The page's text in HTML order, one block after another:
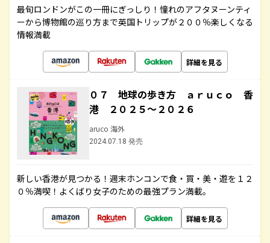
最旬ロンドンがこの一冊にぎっしり！憧れのアフタヌーンティ
ーから博物館の巡り方まで英国トリップが２００％楽しくなる
情報満載
詳細を見る
０７ 地球の歩き方 ａｒｕｃｏ 香
港 ２０２５～２０２６
aruco 海外
2024.07.18 発売
新しい香港が見つかる！週末ホンコンで食・買・美・遊を１２
０％満喫！よくばり女子のための最強プラン満載。
詳細を見る